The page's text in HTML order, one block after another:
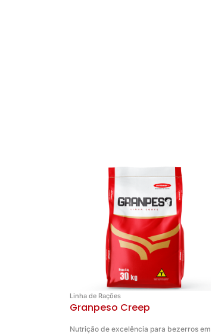
Linha de Rações
Granpeso Creep
Nutrição de excelência para bezerros em